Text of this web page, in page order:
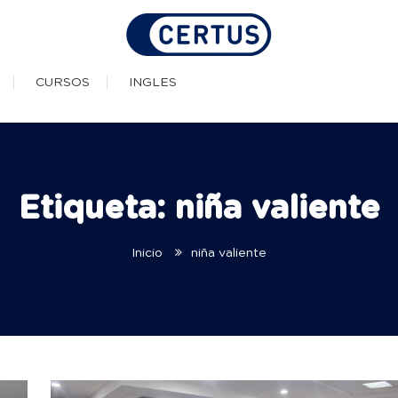
Técnicas Profesionales
CURSOS INGLES
Etiqueta: niña valiente
Inicio niña valiente